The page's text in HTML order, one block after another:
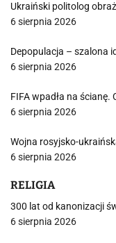
Ukraiński politolog
6 sierpnia 2026
Depopulacja – szalona
6 sierpnia 2026
FIFA wpadła na
6 sierpnia 2026
Wojna rosyjsko-
6 sierpnia 2026
RELIGIA
300 lat od kanonizacji
6 sierpnia 2026